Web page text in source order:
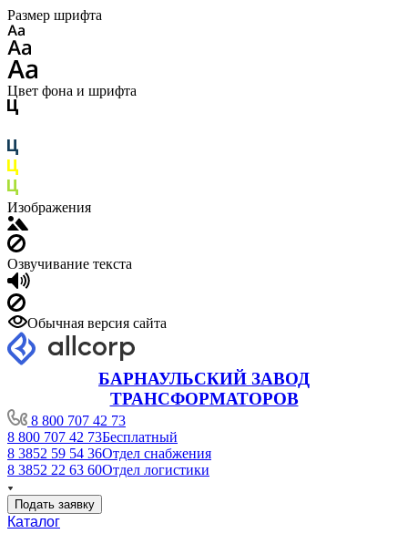
Размер шрифта
Цвет фона и шрифта
Изображения
Озвучивание текста
Обычная версия сайта
БАРНАУЛЬСКИЙ ЗАВОД
ТРАНСФОРМАТОРОВ
8 800 707 42 73
8 800 707 42 73Бесплатный
8 3852 59 54 36Отдел снабжения
8 3852 22 63 60Отдел логистики
Подать заявку
Каталог